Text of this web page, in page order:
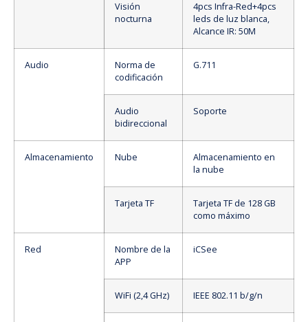
Visión
nocturna
4pcs Infra-Red+4pcs
leds de luz blanca,
Alcance IR: 50M
Audio
Norma de
codificación
G.711
Audio
bidireccional
Soporte
Almacenamiento Nube
Almacenamiento en
la nube
Tarjeta TF
Tarjeta TF de 128 GB
como máximo
Red
Nombre de la
APP
iCSee
WiFi (2,4 GHz) IEEE 802.11 b/g/n